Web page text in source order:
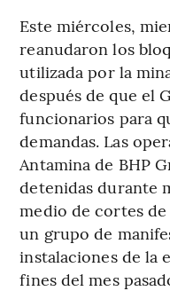
Este miércoles,
reanudaron los
utilizada por la
después de que el
funcionarios para
demandas. Las
Antamina de BHP
detenidas durante
medio de cortes
un grupo de
instalaciones de la
fines del mes